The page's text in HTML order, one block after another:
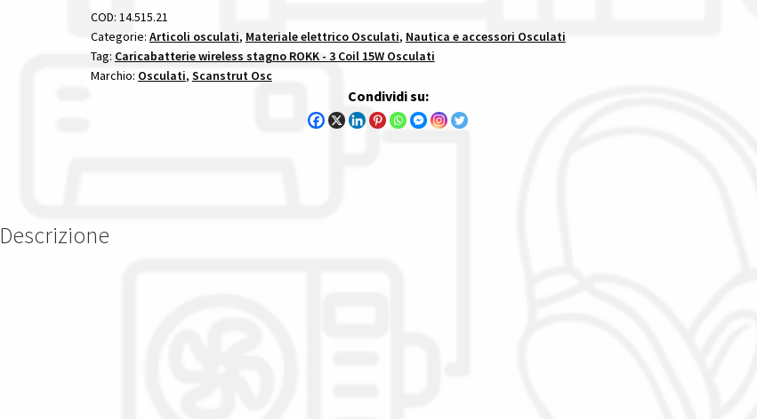
12/24V
caricabatterie
wireless
stagno
COD: 14.515.21
Categorie: Articoli osculati, Materiale elettrico Osculati, Nautica e accessori Osculati
Tag: Caricabatterie wireless stagno ROKK - 3 Coil 15W Osculati
Marchio: Osculati, Scanstrut Osc
Condividi su:
Descrizione